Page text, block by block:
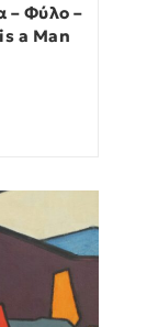
– Φύλο –
a Man